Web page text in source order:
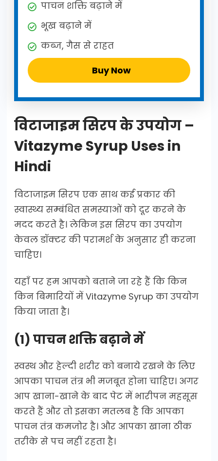
पाचन शक्ति बढ़ाने में
भूख बढ़ाने में
कब्ज, गैस से राहत
Buy Now
विटाजाइम सिरप के उपयोग –
Vitazyme Syrup Uses in
Hindi
विटाजाइम सिरप एक साथ कई प्रकार की
स्वास्थ्य सम्बंधित समस्याओं को दूर करने के
मदद करते है। लेकिन इस सिरप का उपयोग
केवल डॉक्टर की परामर्श के अनुसार ही करना
चाहिए।
यहाँ पर हम आपको बताने जा रहे हैं कि किन
किन बिमारियों में Vitazyme Syrup का उपयोग
किया जाता है।
(1) पाचन शक्ति बढ़ाने में
स्वस्थ और हेल्दी शरीर को बनाये रखने के लिए
आपका पाचन तंत्र भी मजबूत होना चाहिए। अगर
आप खाना-खाने के बाद पेट में भारीपन महसूस
करते हैं और तो इसका मतलब है कि आपका
पाचन तंत्र कमजोर है। और आपका खाना ठीक
तरीके से पच नहीं रहता है।